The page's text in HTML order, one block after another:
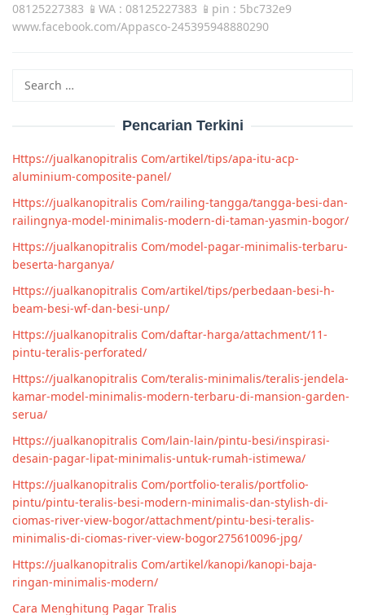
08125227383 📱WA : 08125227383 📱pin : 5bc732e9
www.facebook.com/Appasco-245395948880290
Pencarian Terkini
Https://jualkanopitralis Com/artikel/tips/apa-itu-acp-
aluminium-composite-panel/
Https://jualkanopitralis Com/railing-tangga/tangga-besi-dan-
railingnya-model-minimalis-modern-di-taman-yasmin-bogor/
Https://jualkanopitralis Com/model-pagar-minimalis-terbaru-
beserta-harganya/
Https://jualkanopitralis Com/artikel/tips/perbedaan-besi-h-
beam-besi-wf-dan-besi-unp/
Https://jualkanopitralis Com/daftar-harga/attachment/11-
pintu-teralis-perforated/
Https://jualkanopitralis Com/teralis-minimalis/teralis-jendela-
kamar-model-minimalis-modern-terbaru-di-mansion-garden-
serua/
Https://jualkanopitralis Com/lain-lain/pintu-besi/inspirasi-
desain-pagar-lipat-minimalis-untuk-rumah-istimewa/
Https://jualkanopitralis Com/portfolio-teralis/portfolio-
pintu/pintu-teralis-besi-modern-minimalis-dan-stylish-di-
ciomas-river-view-bogor/attachment/pintu-besi-teralis-
minimalis-di-ciomas-river-view-bogor275610096-jpg/
Https://jualkanopitralis Com/artikel/kanopi/kanopi-baja-
ringan-minimalis-modern/
Cara Menghitung Pagar Tralis